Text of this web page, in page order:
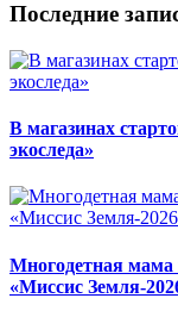
Последние
В магазинах
экоследа»
Многодетная мама
«Миссис Земля-